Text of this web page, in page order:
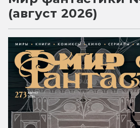
(август 2026)